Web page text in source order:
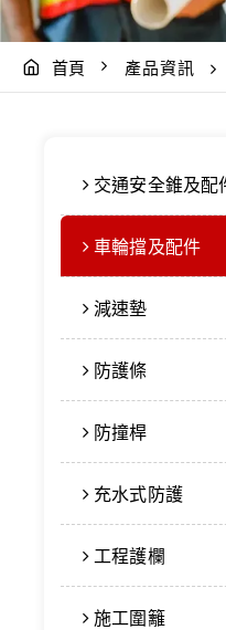
首頁 產品資訊
交通安全錐及配
車輪擋及配件
減速墊
防護條
防撞桿
充水式防護
工程護欄
施工圍籬